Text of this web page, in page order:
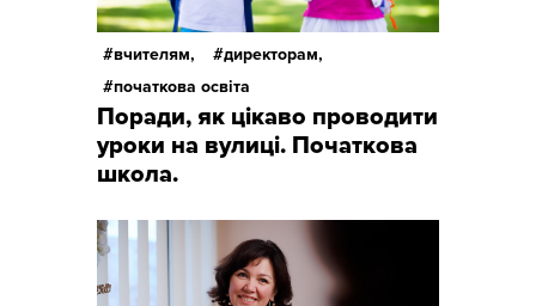
вчителям,
директорам,
початкова освіта
Поради, як цікаво проводити
уроки на вулиці. Початкова
школа.